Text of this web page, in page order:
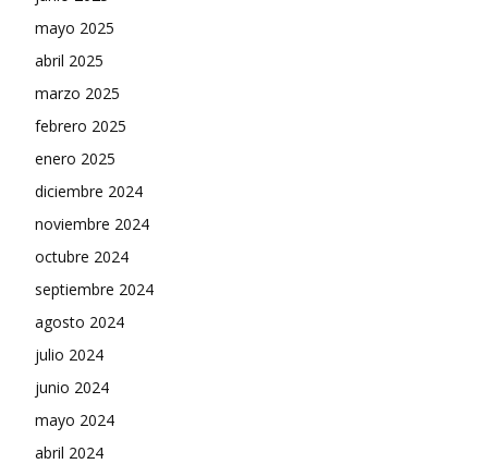
mayo 2025
abril 2025
marzo 2025
febrero 2025
enero 2025
diciembre 2024
noviembre 2024
octubre 2024
septiembre 2024
agosto 2024
julio 2024
junio 2024
mayo 2024
abril 2024